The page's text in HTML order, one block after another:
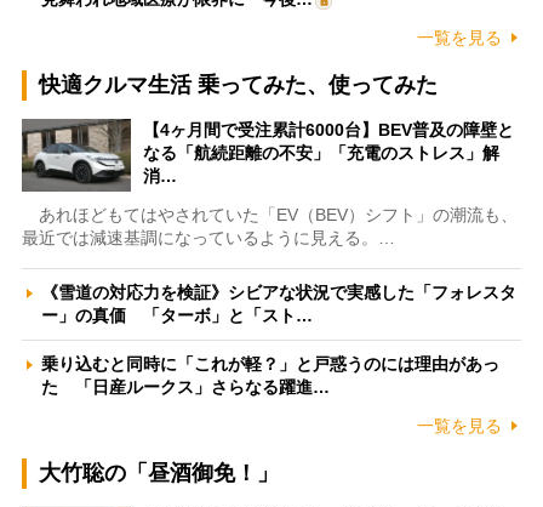
一覧を見る
快適クルマ生活 乗ってみた、使ってみた
【4ヶ月間で受注累計6000台】BEV普及の障壁と
なる「航続距離の不安」「充電のストレス」解
消…
あれほどもてはやされていた「EV（BEV）シフト」の潮流も、
最近では減速基調になっているように見える。…
《雪道の対応力を検証》シビアな状況で実感した「フォレスタ
ー」の真価 「ターボ」と「スト…
乗り込むと同時に「これが軽？」と戸惑うのには理由があっ
た 「日産ルークス」さらなる躍進…
一覧を見る
大竹聡の「昼酒御免！」